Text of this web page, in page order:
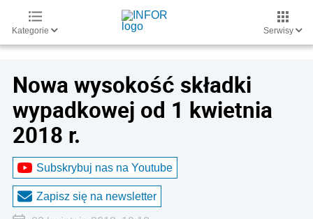
Kategorie Serwisy
Nowa wysokość składki
wypadkowej od 1 kwietnia
2018 r.
Subskrybuj nas na Youtube
Zapisz się na newsletter